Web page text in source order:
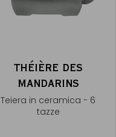
THÉIÈRE DES
MANDARINS
Teiera in ceramica - 6
tazze